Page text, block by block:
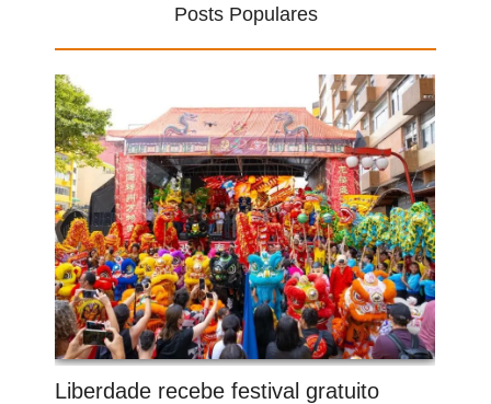
Posts Populares
Liberdade recebe festival gratuito